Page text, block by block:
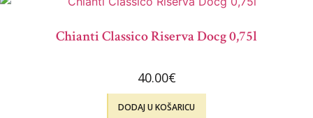
Chianti Classico Riserva Docg 0,75l
40.00€
DODAJ U KOŠARICU